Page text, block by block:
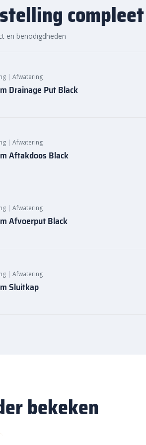
hoogwaardige kwaliteit, voordelige prijs en
compleet
en benodigdheden
| Afwatering
Drainage Put Black
| Afwatering
Aftakdoos Black
| Afwatering
Afvoerput Black
| Afwatering
Sluitkap
bekeken